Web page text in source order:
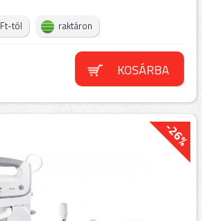
tól raktáron
KOSÁRBA
-26%